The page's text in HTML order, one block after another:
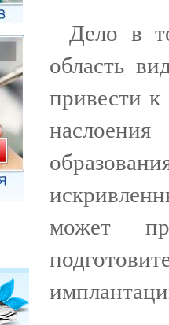
Дело в
область
привести
может